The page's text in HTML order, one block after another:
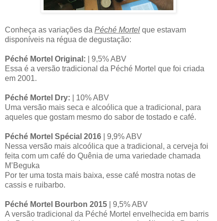
Conheça as variações da Péché Mortel que estavam
disponíveis na régua de degustação:
Péché Mortel Original: | 9,5% ABV
Essa é a versão tradicional da Péché Mortel que foi criada
em 2001.
Péché Mortel Dry:
| 10% ABV
Uma versão mais seca e alcoólica que a tradicional, para
aqueles que gostam mesmo do sabor de tostado e café.
Péché Mortel Spécial 2016 | 9,9% ABV
Nessa versão mais alcoólica que a tradicional, a cerveja foi
feita com um café do Quênia de uma variedade chamada
M’Beguka
Por ter uma tosta mais baixa, esse café mostra notas de
cassis e ruibarbo.
Péché Mortel Bourbon 2015 | 9,5% ABV
A versão tradicional da Péché Mortel envelhecida em barris